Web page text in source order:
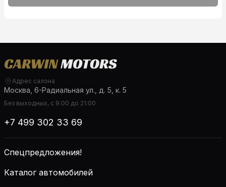
Адрес салона
Москва, 6-Радиальная ул., д. 5, к. 5
Без выходных, с 9:00 до 21:00
+7 499 302 33 69
Спецпредложения!
Каталог автомобилей